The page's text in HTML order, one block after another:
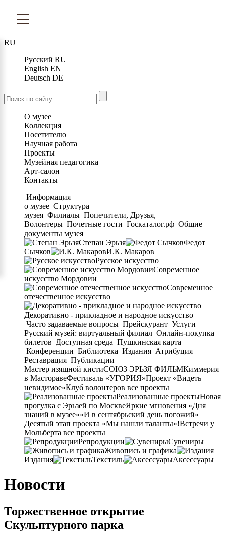
RU
Русский RU
English EN
Deutsch DE
О музее
Коллекция
Посетителю
Научная работа
Проекты
Музейная педагогика
Арт-салон
Контакты
Информация
о музее Структура
музея Филиалы Попечители, Друзья,
Волонтеры Почетные гости Госкаталог.рф Общие
документы музея
Степан Эрьзя
Федот
Сычков
И.К. Макаров
Русское искусство
Современное
искусство Мордовии
Современное
отечественное искусство
Декоративно - прикладное и народное искусство
Часто задаваемые вопросы Прейскурант Услуги
Русский музей: виртуальный филиал Онлайн-покупка
билетов Доступная среда Пушкинская карта
Конференции Библиотека Издания Атрибуция
Реставрация Публикации
Мастер изящной кистиСОЮЗ ЭРЬЗЯ ФИЛЬМКиммерия
в МасторавеФестиваль «УГОРИЯ»Проект «Видеть
невидимое»Клуб волонтеров все проекты
Реализованные проектыНовая
прогулка с Эрьзей по МосквеЯркие мгновения «Дня
знаний в музее»«И в сентябрьский день погожий»
Десятый этап проекта «Мы нашли таланты»!Встречи у
Мольберта все проекты
Репродукции
Сувениры
Живопись и графика
Издания
Текстиль Аксессуары
Новости
Торжественное открытие
Скульптурного парка